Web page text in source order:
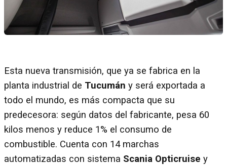
Esta nueva transmisión, que ya se fabrica en la
planta industrial de Tucumán y será exportada a
todo el mundo, es más compacta que su
predecesora: según datos del fabricante, pesa 60
kilos menos y reduce 1% el consumo de
combustible. Cuenta con 14 marchas
automatizadas con sistema Scania Opticruise y